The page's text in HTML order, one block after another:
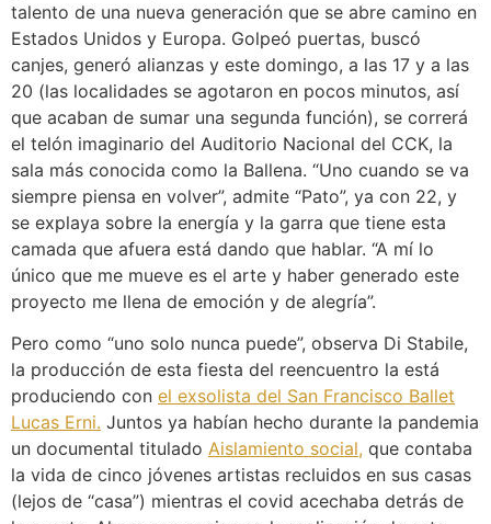
talento de una nueva generación que se abre camino en
Estados Unidos y Europa. Golpeó puertas, buscó
canjes, generó alianzas y este domingo, a las 17 y a las
20 (las localidades se agotaron en pocos minutos, así
que acaban de sumar una segunda función), se correrá
el telón imaginario del Auditorio Nacional del CCK, la
sala más conocida como la Ballena. “Uno cuando se va
siempre piensa en volver”, admite “Pato”, ya con 22, y
se explaya sobre la energía y la garra que tiene esta
camada que afuera está dando que hablar. “A mí lo
único que me mueve es el arte y haber generado este
proyecto me llena de emoción y de alegría”.
Pero como “uno solo nunca puede”, observa Di Stabile,
la producción de esta fiesta del reencuentro la está
produciendo con el exsolista del San Francisco Ballet
Lucas Erni. Juntos ya habían hecho durante la pandemia
un documental titulado Aislamiento social, que contaba
la vida de cinco jóvenes artistas recluidos en sus casas
(lejos de “casa”) mientras el covid acechaba detrás de